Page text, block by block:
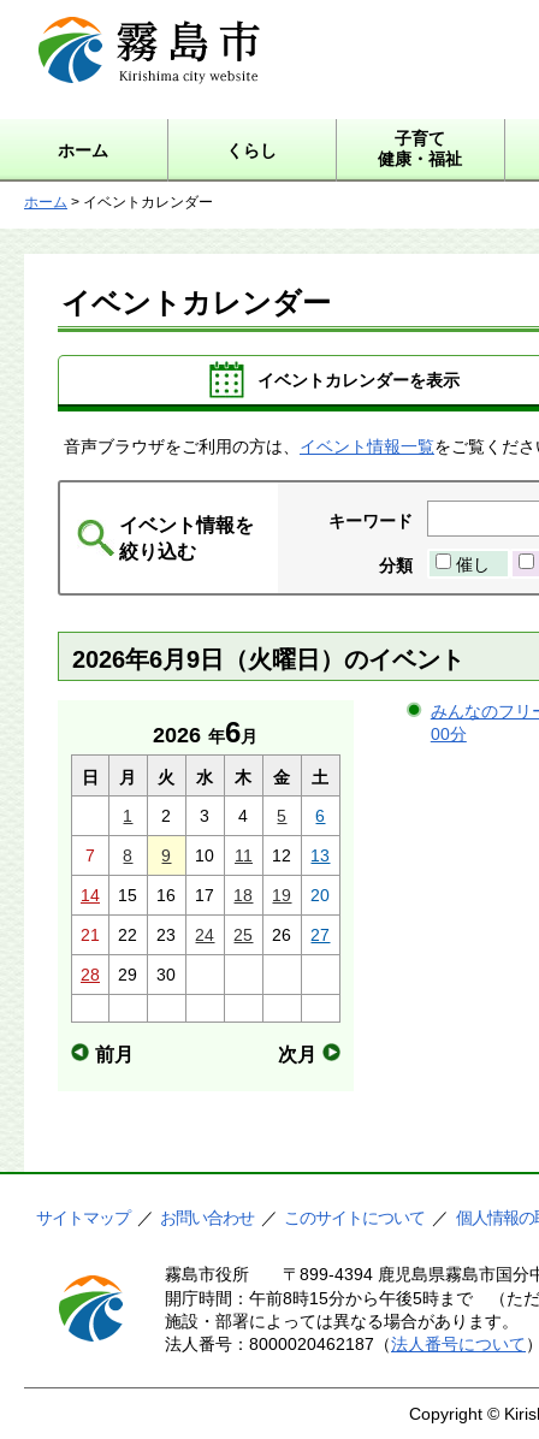
霧島市 Kirishima city
website
ホーム くらし
子育て
健康・福祉
ホーム > イベントカレンダー
イベントカレンダー
イベントカレンダーを表示
音声ブラウザをご利用の方は、 イベント情報一覧をご覧くだ
イベント情報を
絞り込む
キーワード
分類 催し
2026年6月9日（火曜日）のイベント
2026 年6月
日 月 火 水 木 金
土
1
2 3 4 5 6
7 8 9 10 11 12 13
14 15 16 17 18 19 20
21 22 23 24 25 26 27
28 29 30
前月 次月
みんなのフリ
00分
サイトマップ ／ お問い合わせ ／ このサイトについて ／ 個人情報の
霧島市役所
〒899-4394 鹿児島県霧島市国
開庁時間：午前8時15分から午後5時まで （た
施設・部署によっては異なる場合があります。
法人番号：8000020462187（法人番号について
Copyright ©